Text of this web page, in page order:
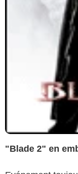
"Blade 2" en